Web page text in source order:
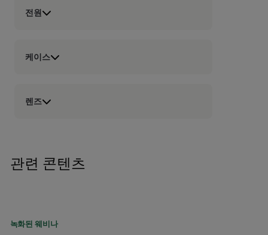
전원
케이스
렌즈
관련 콘텐츠
녹화된 웨비나